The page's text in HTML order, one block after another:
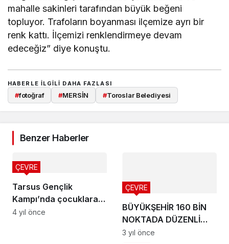
mahalle sakinleri tarafından büyük beğeni
topluyor. Trafoların boyanması ilçemize ayrı bir
renk kattı. İlçemizi renklendirmeye devam
edeceğiz” diye konuştu.
HABERLE ILGILI DAHA FAZLASI
#fotoğraf #MERSİN #Toroslar Belediyesi
Benzer Haberler
Tarsus Gençlik
Kampı’nda çocuklara
kar sürprizi
ÇEVRE
4 yıl önce
BÜYÜKŞEHİR 160 BİN
NOKTADA DÜZENLİ
İLAÇLAMA YAPIYOR
ÇEVRE
3 yıl önce